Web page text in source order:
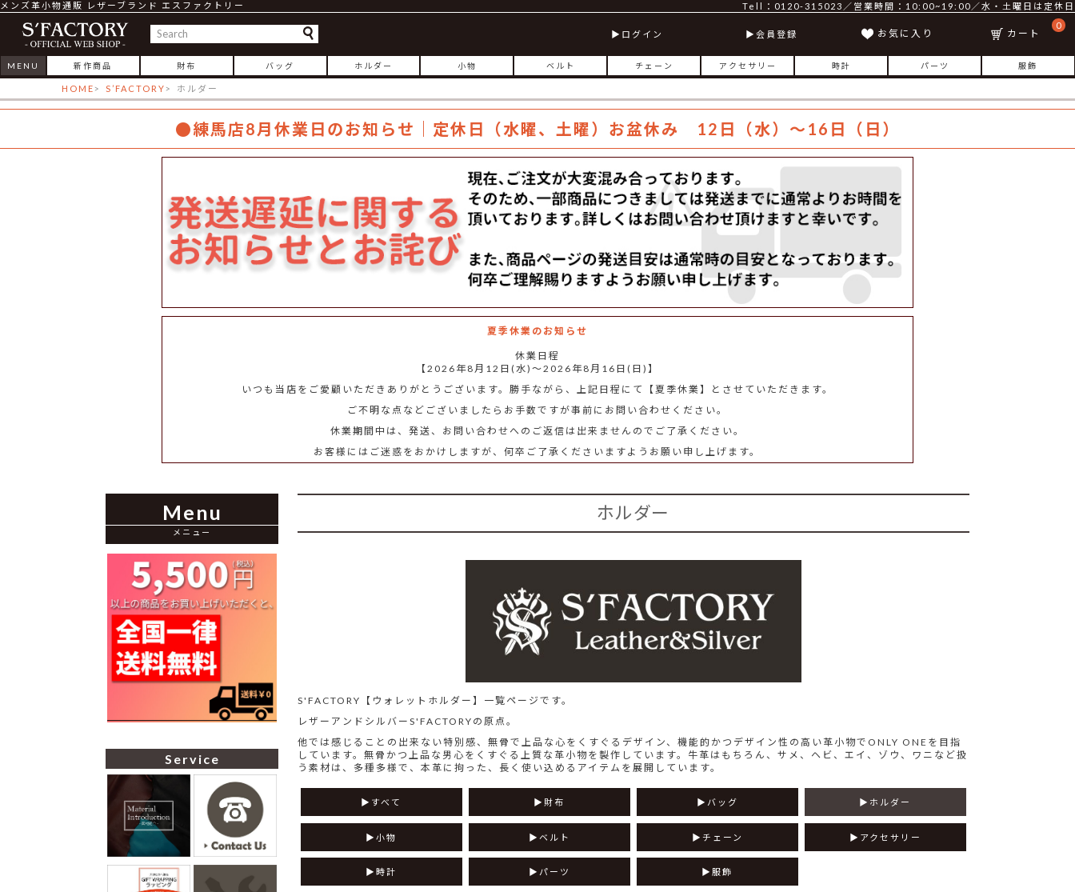
メンズ革小物通販 レザーブランド エスファクトリー Tell：0120-315023／営業時間：10:00~19:00／水・土曜日は定休日
ログイン 会員登録 お気に入り
0
カート
MENU 新作商品 財布 バッグ ホルダー 小物 ベルト チェーン アクセサリー 時計 パーツ 服飾
HOME S’FACTORY ホルダー
●練馬店8月休業日のお知らせ｜定休日（水曜、土曜）お盆休み 12日（水）～16日（日）
夏季休業のお知らせ
休業日程
【2026年8月12日(水)～2026年8月16日(日)】
いつも当店をご愛顧いただきありがとうございます。勝手ながら、上記日程にて【夏季休業】とさせていただきます。
ご不明な点などございましたらお手数ですが事前にお問い合わせください。
休業期間中は、発送、お問い合わせへのご返信は出来ませんのでご了承ください。
お客様にはご迷惑をおかけしますが、何卒ご了承くださいますようお願い申し上げます。
Menu
メニュー
Service
ホルダー
S'FACTORY【ウォレットホルダー】一覧ページです。
レザーアンドシルバーS'FACTORYの原点。
他では感じることの出来ない特別感、無骨で上品な心をくすぐるデザイン、機能的かつデザイン性の高い革小物でONLY ONEを目指
しています。無骨かつ上品な男心をくすぐる上質な革小物を製作しています。牛革はもちろん、サメ、ヘビ、エイ、ゾウ、ワニなど扱
う素材は、多種多様で、本革に拘った、長く使い込めるアイテムを展開しています。
すべて 財布 バッグ ホルダー
小物 ベルト チェーン アクセサリー
時計 パーツ 服飾